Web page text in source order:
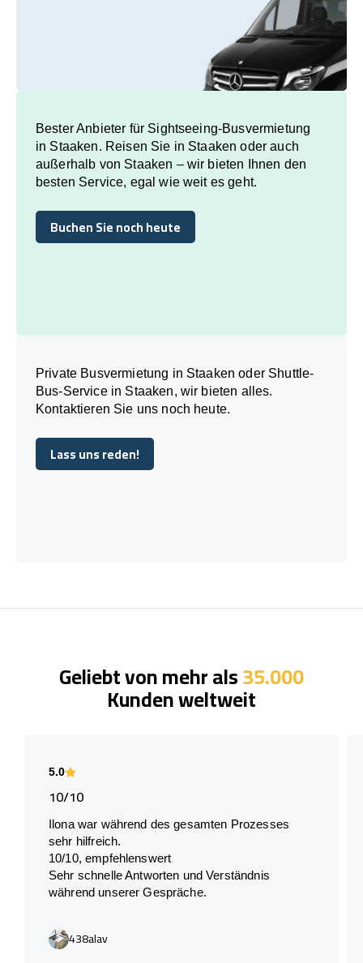
Bester Anbieter für Sightseeing-Busvermietung
in Staaken. Reisen Sie in Staaken oder auch
außerhalb von Staaken – wir bieten Ihnen den
besten Service, egal wie weit es geht.
Buchen Sie noch heute
Buchen Sie noch heute
Private Busvermietung in Staaken oder Shuttle-
Bus-Service in Staaken, wir bieten alles.
Kontaktieren Sie uns noch heute.
Lass uns reden!
Lass uns reden!
Geliebt von mehr als35.000
Kunden weltweit
5.0
10/10
Ilona war während des gesamten Prozesses
sehr hilfreich.
10/10, empfehlenswert
Sehr schnelle Antworten und Verständnis
während unserer Gespräche.
438alav